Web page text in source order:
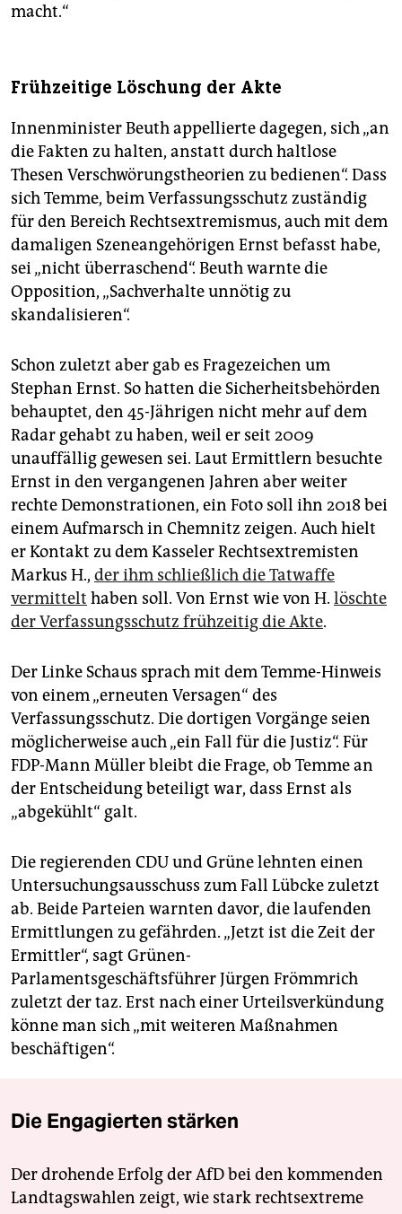
macht.“
Frühzeitige Löschung der Akte
Innenminister Beuth appellierte dagegen, sich „an
die Fakten zu halten, anstatt durch haltlose
Thesen Verschwörungstheorien zu bedienen“. Dass
sich Temme, beim Verfassungsschutz zuständig
für den Bereich Rechtsextremismus, auch mit dem
damaligen Szeneangehörigen Ernst befasst habe,
sei „nicht überraschend“. Beuth warnte die
Opposition, „Sachverhalte unnötig zu
skandalisieren“.
Schon zuletzt aber gab es Fragezeichen um
Stephan Ernst. So hatten die Sicherheitsbehörden
behauptet, den 45-Jährigen nicht mehr auf dem
Radar gehabt zu haben, weil er seit 2009
unauffällig gewesen sei. Laut Ermittlern besuchte
Ernst in den vergangenen Jahren aber weiter
rechte Demonstrationen, ein Foto soll ihn 2018 bei
einem Aufmarsch in Chemnitz zeigen. Auch hielt
er Kontakt zu dem Kasseler Rechtsextremisten
Markus H., der ihm schließlich die Tatwaffe
vermittelt haben soll. Von Ernst wie von H. löschte
der Verfassungsschutz frühzeitig die Akte.
Der Linke Schaus sprach mit dem Temme-Hinweis
von einem „erneuten Versagen“ des
Verfassungsschutz. Die dortigen Vorgänge seien
möglicherweise auch „ein Fall für die Justiz“. Für
FDP-Mann Müller bleibt die Frage, ob Temme an
der Entscheidung beteiligt war, dass Ernst als
„abgekühlt“ galt.
Die regierenden CDU und Grüne lehnten einen
Untersuchungsausschuss zum Fall Lübcke zuletzt
ab. Beide Parteien warnten davor, die laufenden
Ermittlungen zu gefährden. „Jetzt ist die Zeit der
Ermittler“, sagt Grünen-
Parlamentsgeschäftsführer Jürgen Frömmrich
zuletzt der taz. Erst nach einer Urteilsverkündung
könne man sich „mit weiteren Maßnahmen
beschäftigen“.
Die Engagierten stärken
Der drohende Erfolg der AfD bei den kommenden
Landtagswahlen zeigt, wie stark rechtsextreme